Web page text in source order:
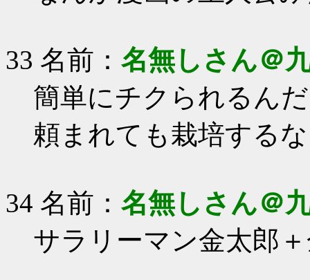
33 名前： 名無しさん＠
簡単にチクられるん
頼まれても栽培する
34 名前： 名無しさん＠
サラリーマン金太郎